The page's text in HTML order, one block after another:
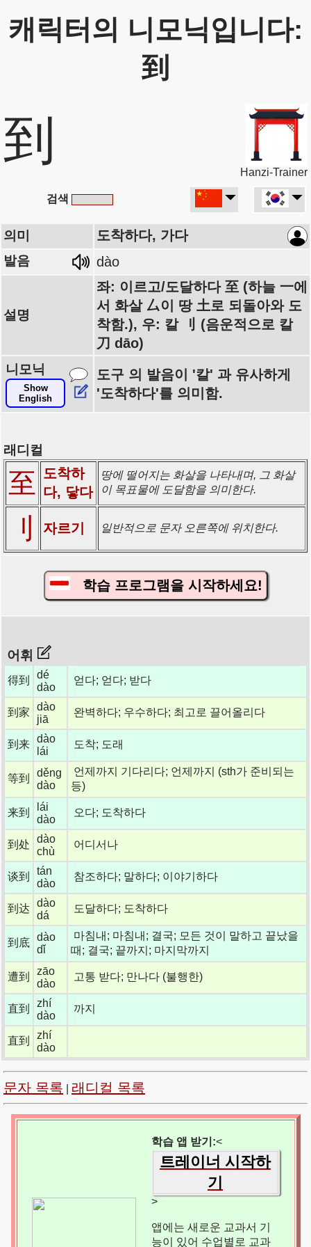
캐릭터의 니모닉입니다:
到
到
Hanzi-Trainer
검색
의미 도착하다, 가다
발음 dào
설명
좌: 이르고/도달하다 至 (하늘 一에
서 화살 厶이 땅 土로 되돌아와 도
착함.), 우: 칼 刂 (음운적으로 칼
刀 dāo)
니모닉
Show
English
도구 의 발음이 '칼' 과 유사하게
'도착하다'를 의미함.
래디컬
至
도착하
다, 닿다
땅에 떨어지는 화살을 나타내며, 그 화살
이 목표물에 도달함을 의미한다.
刂 자르기 일반적으로 문자 오른쪽에 위치한다.
학습 프로그램을 시작하세요!
어휘
得到
dé
dào
얻다; 얻다; 받다
到家
dào
jiā
완벽하다; 우수하다; 최고로 끌어올리다
到来 dào
lái
도착; 도래
等到
děng
dào
언제까지 기다리다; 언제까지 (sth가 준비되는
등)
来到
lái
dào
오다; 도착하다
到处
dào
chù
어디서나
谈到
tán
dào
참조하다; 말하다; 이야기하다
到达
dào
dá
도달하다; 도착하다
到底 dào
dǐ
마침내; 마침내; 결국; 모든 것이 말하고 끝났을
때; 결국; 끝까지; 마지막까지
遭到
zāo
dào
고통 받다; 만나다 (불행한)
直到
zhí
dào
까지
直到
zhí
dào
문자 목록 래디컬 목록
학습 앱 받기:<
트레이너 시작하
기
>
앱에는 새로운 교과서 기
능이 있어 수업별로 교과